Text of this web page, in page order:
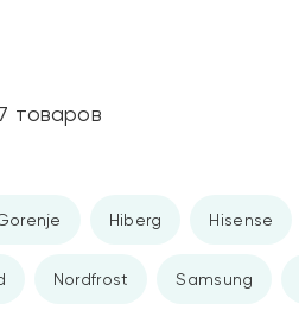
товаров
Hiberg Hisense
Nordfrost Samsung